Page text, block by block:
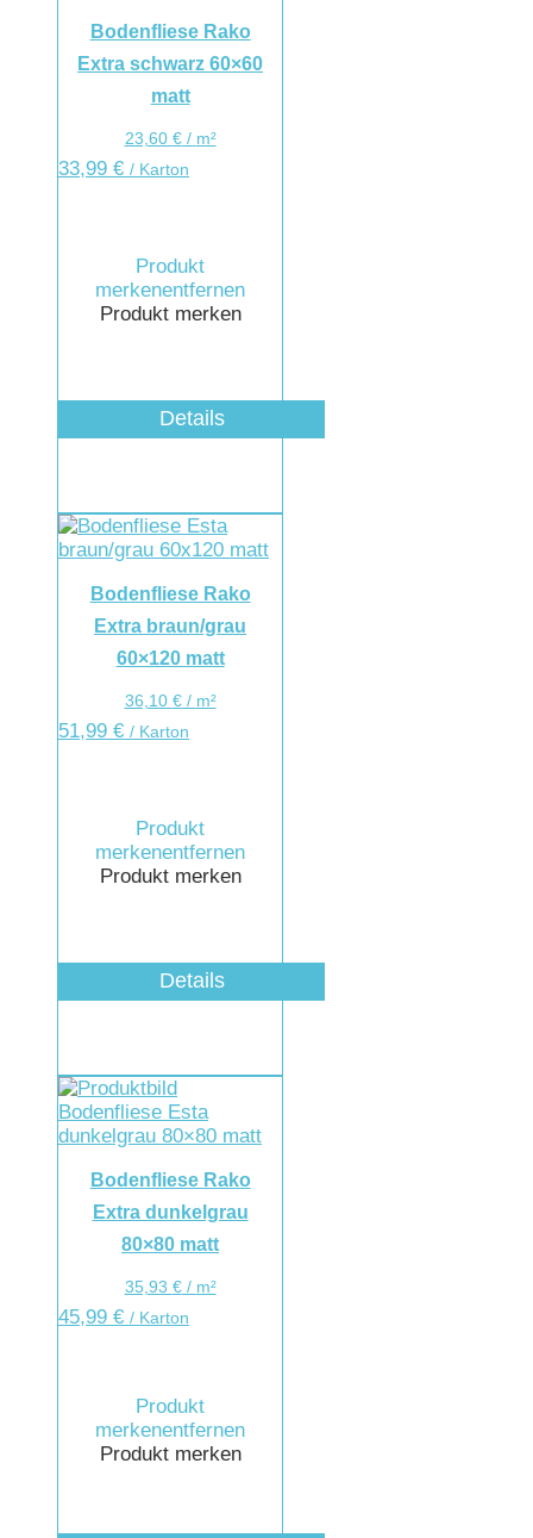
Bodenfliese Rako
Extra schwarz 60×60
matt
23,60 €/ m²
33,99 € / Karton
Produkt
merkenentfernen
Produkt merken
Details
Bodenfliese Rako
Extra braun/grau
60×120 matt
36,10 €/ m²
51,99 € / Karton
Produkt
merkenentfernen
Produkt merken
Details
Bodenfliese Rako
Extra dunkelgrau
80×80 matt
35,93 €/ m²
45,99 € / Karton
Produkt
merkenentfernen
Produkt merken